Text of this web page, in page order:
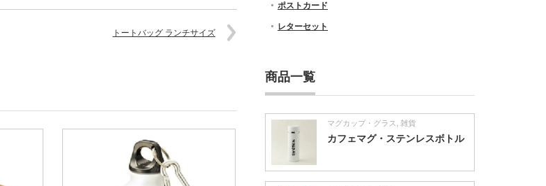
トートバッグ ランチサイズ
ポストカード
レターセット
商品一覧
マグカップ・グラス 雑貨
カフェマグ・ステンレスボトル